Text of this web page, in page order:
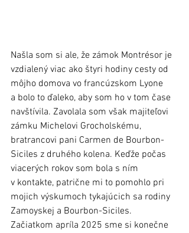
Našla som si ale, že zámok Montrésor je
vzdialený viac ako štyri hodiny cesty od
môjho domova vo francúzskom Lyone
a bolo to ďaleko, aby som ho v tom čase
navštívila. Zavolala som však majiteľovi
zámku Michelovi Grocholskému,
bratrancovi pani Carmen de Bourbon-
Siciles z druhého kolena. Keďže počas
viacerých rokov som bola s ním
v kontakte, patrične mi to pomohlo pri
mojich výskumoch tykajúcich sa rodiny
Zamoyskej a Bourbon-Siciles.
Začiatkom apríla 2025 sme si konečne